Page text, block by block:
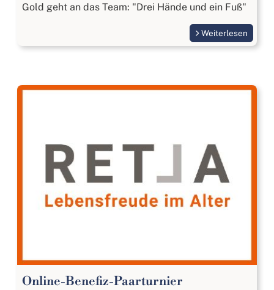
Gold geht an das Team: "Drei Hände und ein Fuß"
Weiterlesen
Online-Benefiz-Paarturnier